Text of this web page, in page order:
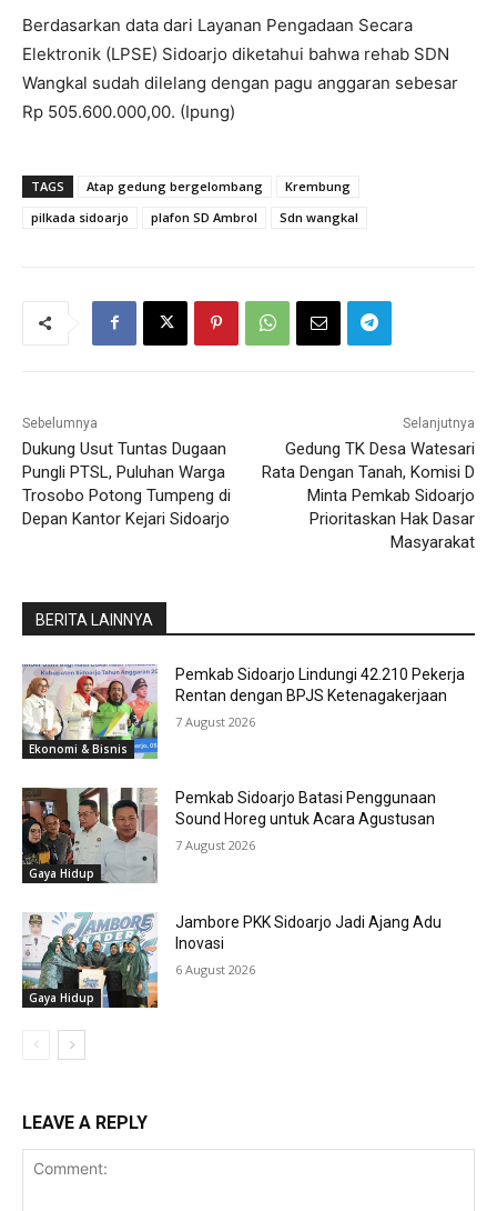
Berdasarkan data dari Layanan Pengadaan Secara
Elektronik (LPSE) Sidoarjo diketahui bahwa rehab SDN
Wangkal sudah dilelang dengan pagu anggaran sebesar
Rp 505.600.000,00. (Ipung)
TAGS Atap gedung bergelombang
Krembung
pilkada sidoarjo
plafon SD Ambrol Sdn wangkal
Sebelumnya
Dukung Usut Tuntas Dugaan
Pungli PTSL, Puluhan Warga
Trosobo Potong Tumpeng di
Depan Kantor Kejari Sidoarjo
Selanjutnya
Gedung TK Desa Watesari
Rata Dengan Tanah, Komisi D
Minta Pemkab Sidoarjo
Prioritaskan Hak Dasar
Masyarakat
BERITA LAINNYA
Ekonomi & Bisnis
Pemkab Sidoarjo Lindungi 42.210 Pekerja
Rentan dengan BPJS Ketenagakerjaan
7 August 2026
Gaya Hidup
Pemkab Sidoarjo Batasi Penggunaan
Sound Horeg untuk Acara Agustusan
7 August 2026
Gaya Hidup
Jambore PKK Sidoarjo Jadi Ajang Adu
Inovasi
6 August 2026
LEAVE A REPLY